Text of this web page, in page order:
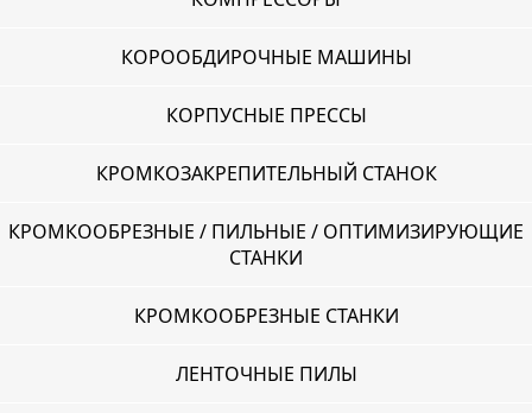
КОРООБДИРОЧНЫЕ МАШИНЫ
КОРПУСНЫЕ ПРЕССЫ
КРОМКОЗАКРЕПИТЕЛЬНЫЙ СТАНОК
КРОМКООБРЕЗНЫЕ / ПИЛЬНЫЕ / ОПТИМИЗИРУЮЩИЕ
СТАНКИ
КРОМКООБРЕЗНЫЕ СТАНКИ
ЛЕНТОЧНЫЕ ПИЛЫ